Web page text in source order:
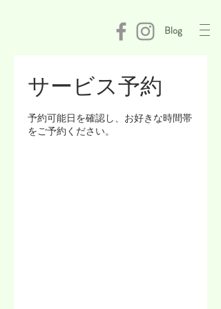
Blog
サービス予約
予約可能日を確認し、お好きな時間帯
をご予約ください。